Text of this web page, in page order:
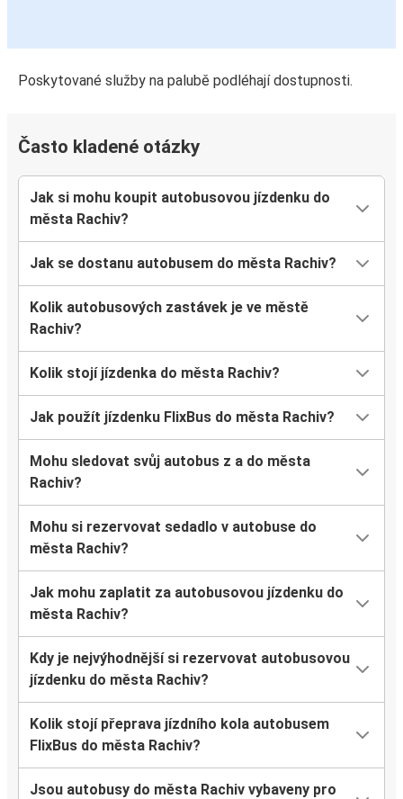
Poskytované služby na palubě podléhají dostupnosti.
Často kladené otázky
Jak si mohu koupit autobusovou jízdenku do
města Rachiv?
Jak se dostanu autobusem do města Rachiv?
Kolik autobusových zastávek je ve městě
Rachiv?
Kolik stojí jízdenka do města Rachiv?
Jak použít jízdenku FlixBus do města Rachiv?
Mohu sledovat svůj autobus z a do města
Rachiv?
Mohu si rezervovat sedadlo v autobuse do
města Rachiv?
Jak mohu zaplatit za autobusovou jízdenku do
města Rachiv?
Kdy je nejvýhodnější si rezervovat autobusovou
jízdenku do města Rachiv?
Kolik stojí přeprava jízdního kola autobusem
FlixBus do města Rachiv?
Jsou autobusy do města Rachiv vybaveny pro